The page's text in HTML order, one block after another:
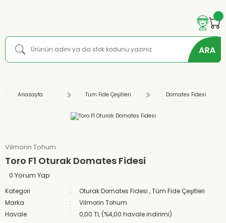
Anasayfa Tüm Fide Çeşitleri Domates Fidesi
Vilmorin Tohum
Toro F1 Oturak Domates Fidesi
0 Yorum Yap
Kategori Oturak Domates Fidesi ,Tüm Fide Çeşitleri
Marka
Vilmorin Tohum
Havale
0,00 TL (%4,00 havale indirimi)